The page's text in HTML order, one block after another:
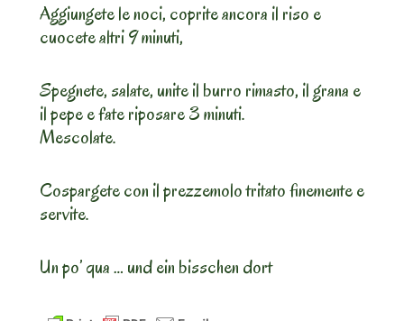
Aggiungete le noci, coprite ancora il riso e
cuocete altri 9 minuti,
Spegnete, salate, unite il burro rimasto, il grana e
il pepe e fate riposare 3 minuti.
Mescolate.
Cospargete con il prezzemolo tritato finemente e
servite.
Un po’ qua … und ein bisschen dort